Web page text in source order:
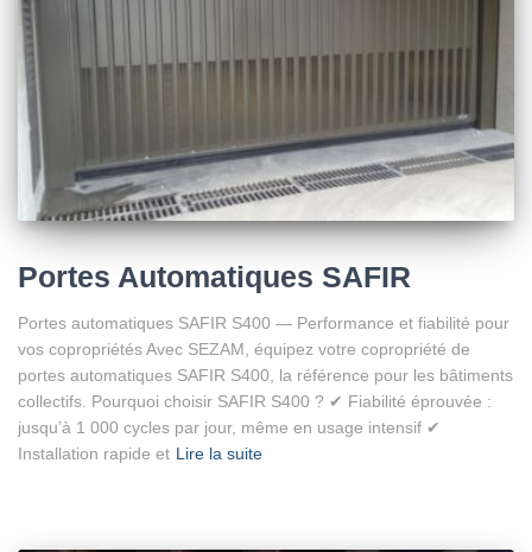
Portes Automatiques SAFIR
Portes automatiques SAFIR S400 — Performance et fiabilité pour
vos copropriétés Avec SEZAM, équipez votre copropriété de
portes automatiques SAFIR S400, la référence pour les bâtiments
collectifs. Pourquoi choisir SAFIR S400 ? ✔ Fiabilité éprouvée :
jusqu’à 1 000 cycles par jour, même en usage intensif ✔
Installation rapide et Lire la suite